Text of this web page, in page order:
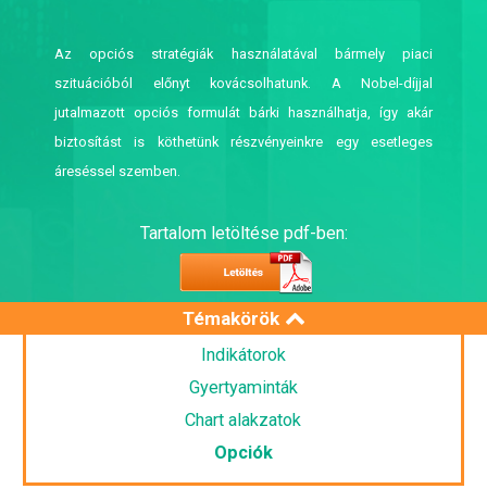
Az opciós stratégiák használatával bármely piaci
szituációból előnyt kovácsolhatunk. A Nobel-díjjal
jutalmazott opciós formulát bárki használhatja, így akár
biztosítást is köthetünk részvényeinkre egy esetleges
áreséssel szemben.
Tartalom letöltése pdf-ben:
Témakörök
Indikátorok
Gyertyaminták
Chart alakzatok
Opciók